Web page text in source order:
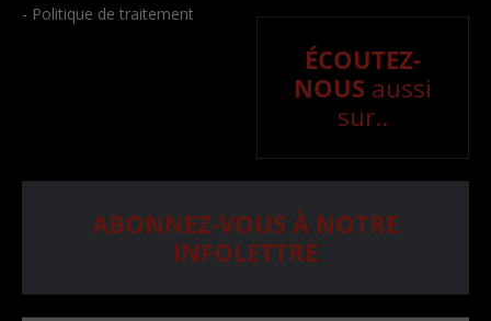
- Politique de traitement
ÉCOUTEZ-
NOUS aussi
sur..
ABONNEZ-VOUS À NOTRE
INFOLETTRE